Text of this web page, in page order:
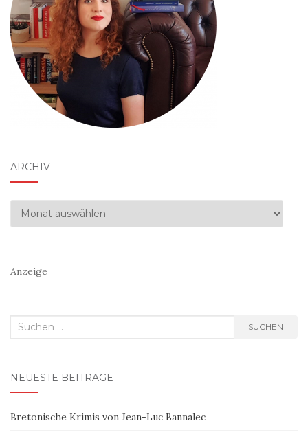
ARCHIV
Archiv
Anzeige
Suchen
SUCHEN
NEUESTE BEITRÄGE
Bretonische Krimis von Jean-Luc Bannalec